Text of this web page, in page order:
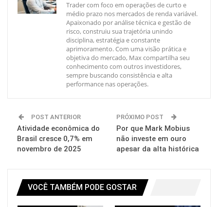
Trader com foco em operações de curto e
médio prazo nos mercados de renda variável.
Apaixonado por análise técnica e gestão de
risco, construiu sua trajetória unindo
disciplina, estratégia e constante
aprimoramento. Com uma visão prática e
objetiva do mercado, Max compartilha seu
conhecimento com outros investidores,
sempre buscando consistência e alta
performance nas operações.
POST ANTERIOR
Atividade econômica do
Brasil cresce 0,7% em
novembro de 2025
PRÓXIMO POST
Por que Mark Mobius
não investe em ouro
apesar da alta histórica
VOCÊ TAMBÉM PODE GOSTAR